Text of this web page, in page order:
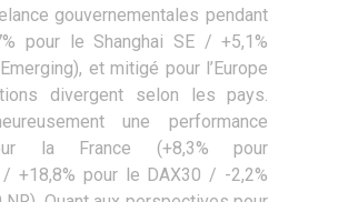
gouvernementales pendant
pour le Shanghai SE / +5,1%
et mitigé pour l’Europe
divergent selon les pays.
une performance
la France (+8,3% pour
/ +18,8% pour le DAX30 / -2,2%